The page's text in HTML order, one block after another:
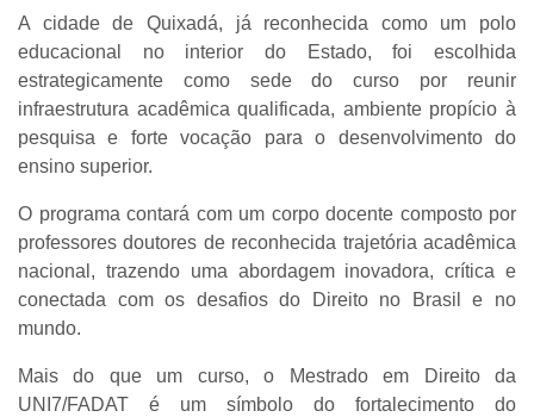
A cidade de Quixadá, já reconhecida como um polo
educacional no interior do Estado, foi escolhida
estrategicamente como sede do curso por reunir
infraestrutura acadêmica qualificada, ambiente propício à
pesquisa e forte vocação para o desenvolvimento do
ensino superior.
O programa contará com um corpo docente composto por
professores doutores de reconhecida trajetória acadêmica
nacional, trazendo uma abordagem inovadora, crítica e
conectada com os desafios do Direito no Brasil e no
mundo.
Mais do que um curso, o Mestrado em Direito da
UNI7/FADAT é um símbolo do fortalecimento do